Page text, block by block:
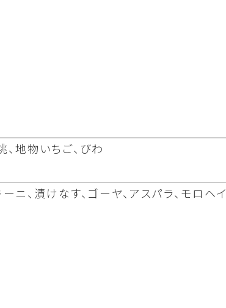
、地物いちご、びわ
ニ、漬けなす、ゴーヤ、アスパラ、モロヘイ